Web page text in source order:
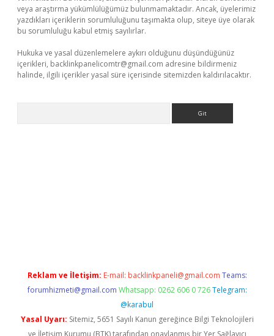
veya araştırma yükümlülüğümüz bulunmamaktadır. Ancak, üyelerimiz
yazdıkları içeriklerin sorumluluğunu taşımakta olup, siteye üye olarak
bu sorumluluğu kabul etmiş sayılırlar.
Hukuka ve yasal düzenlemelere aykırı olduğunu düşündüğünüz
içerikleri, backlinkpanelicomtr@gmail.com adresine bildirmeniz
halinde, ilgili içerikler yasal süre içerisinde sitemizden kaldırılacaktır.
Reklam ve İletişim: E-mail: backlinkpaneli@gmail.com Teams:
forumhizmeti@gmail.com Whatsapp: 0262 606 0 726 Telegram:
@karabul
Yasal Uyarı: Sitemiz, 5651 Sayılı Kanun gereğince Bilgi Teknolojileri
ve İletişim Kurumu (BTK) tarafından onaylanmış bir Yer Sağlayıcı